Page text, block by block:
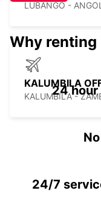
LUBANGO -
KALUMBILA
KALUMBILA -
Why renting
24 hour
24/7